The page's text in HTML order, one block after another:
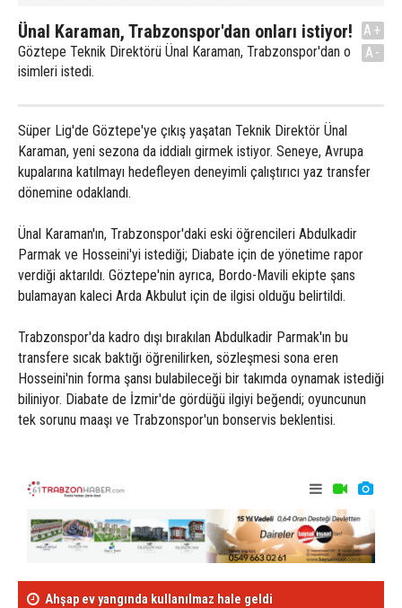
Ünal Karaman, Trabzonspor'dan onları istiyor!
Göztepe Teknik Direktörü Ünal Karaman, Trabzonspor'dan o
isimleri istedi.
A+
A-
Süper Lig'de Göztepe'ye çıkış yaşatan Teknik Direktör Ünal
Karaman, yeni sezona da iddialı girmek istiyor. Seneye, Avrupa
kupalarına katılmayı hedefleyen deneyimli çalıştırıcı yaz transfer
dönemine odaklandı.
Ünal Karaman'ın, Trabzonspor'daki eski öğrencileri Abdulkadir
Parmak ve Hosseini'yi istediği; Diabate için de yönetime rapor
verdiği aktarıldı. Göztepe'nin ayrıca, Bordo-Mavili ekipte şans
bulamayan kaleci Arda Akbulut için de ilgisi olduğu belirtildi.
Trabzonspor'da kadro dışı bırakılan Abdulkadir Parmak'ın bu
transfere sıcak baktığı öğrenilirken, sözleşmesi sona eren
Hosseini'nin forma şansı bulabileceği bir takımda oynamak istediği
biliniyor. Diabate de İzmir'de gördüğü ilgiyi beğendi; oyuncunun
tek sorunu maaşı ve Trabzonspor'un bonservis beklentisi.
Ahşap ev yangında kullanılmaz hale geldi